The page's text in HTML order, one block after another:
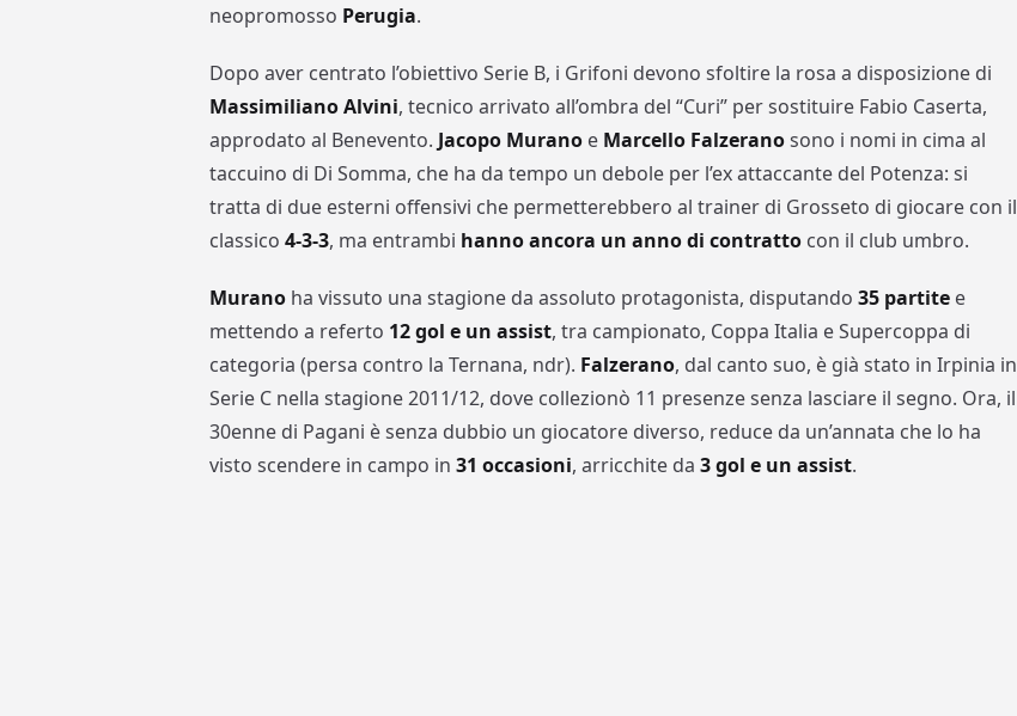
neopromosso Perugia.
Dopo aver centrato l’obiettivo Serie B, i Grifoni devono sfoltire la rosa a disposizione di
Massimiliano Alvini, tecnico arrivato all’ombra del “Curi” per sostituire Fabio Caserta,
approdato al Benevento. Jacopo Murano e Marcello Falzeranosono i nomi in cima al
taccuino di Di Somma, che ha da tempo un debole per l’ex attaccante del Potenza: si
tratta di due esterni offensivi che permetterebbero al trainer di Grosseto di giocare con il
classico4-3-3, ma entrambi hanno ancora un anno di contratto con il club umbro.
Murano ha vissuto una stagione da assoluto protagonista, disputando35 partite e
mettendo a referto 12 gol e un assist, tra campionato, Coppa Italia e Supercoppa di
categoria (persa contro la Ternana, ndr). Falzerano, dal canto suo, è già stato in Irpinia in
Serie C nella stagione 2011/12, dove collezionò 11 presenze senza lasciare il segno. Ora, il
30enne di Pagani è senza dubbio un giocatore diverso, reduce da un’annata che lo ha
visto scendere in campo in31 occasioni, arricchite da3 gol e un assist.